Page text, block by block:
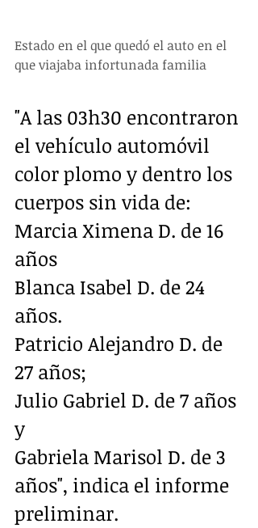
Estado en el que quedó el auto en el
que viajaba infortunada familia
"A las 03h30 encontraron
el vehículo automóvil
color plomo y dentro los
cuerpos sin vida de:
Marcia Ximena D. de 16
años
Blanca Isabel D. de 24
años.
Patricio Alejandro D. de
27 años;
Julio Gabriel D. de 7 años
y
Gabriela Marisol D. de 3
años", indica el informe
preliminar.